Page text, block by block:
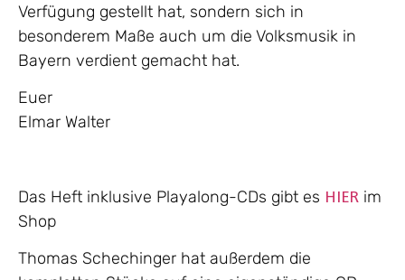
Verfügung gestellt hat, sondern sich in
besonderem Maße auch um die Volksmusik in
Bayern verdient gemacht hat.
Euer
Elmar Walter
Das Heft inklusive Playalong-CDs gibt es HIER im
Shop
Thomas Schechinger hat außerdem die